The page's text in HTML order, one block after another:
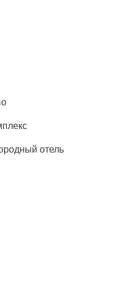
отель